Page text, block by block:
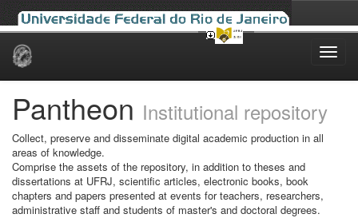
Skip
Pantheon Institutional repository
Collect, preserve and disseminate digital academic production in all
areas of knowledge.
Comprise the assets of the repository, in addition to theses and
dissertations at UFRJ, scientific articles, electronic books, book
chapters and papers presented at events for teachers, researchers,
administrative staff and students of master's and doctoral degrees.